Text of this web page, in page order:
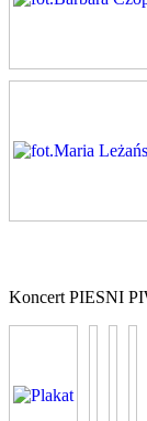
Koncert PIESNI